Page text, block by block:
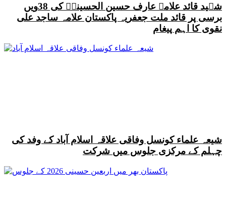
شہید قائد علامہ عارف حسین الحسینیؒ کی 38ویں
برسی پر قائد ملت جعفریہ پاکستان علامہ ساجد علی
نقوی کا اہم پیغام
شیعہ علماء کونسل وفاقی علاقہ اسلام آباد کے وفد کی
چہلم کے مرکزی جلوس میں شرکت